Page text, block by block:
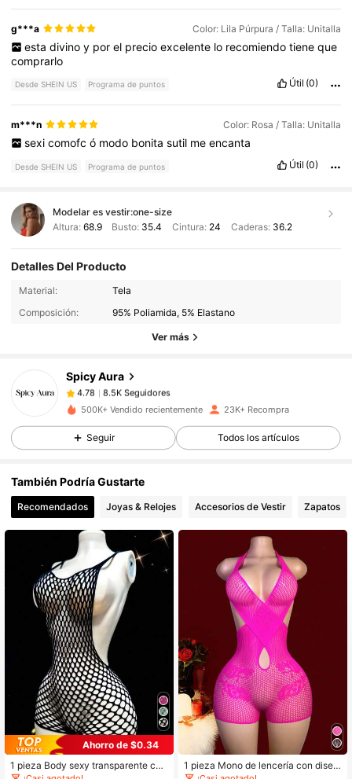
g***a Color: Lila Púrpura / Talla: Unitalla
esta divino y por el precio excelente lo recomiendo tiene que
comprarlo
Desde SHEIN US Programa de puntos Útil (0)
m***n Color: Rosa / Talla: Unitalla
sexi comofc ó modo bonita sutil me encanta
Desde SHEIN US Programa de puntos Útil (0)
Modelar es vestir:one-size
Altura: 68.9 Busto: 35.4 Cintura: 24 Caderas: 36.2
Detalles Del Producto
Material:
Tela
Composición:
95% Poliamida, 5% Elastano
Ver más
Spicy Aura
8.5K Seguidores
4.78
8.5K Seguidores
1***8pagóHace 1 día
4.78 8.5K Seguidores
8.5K Seguidores
4.78 8.5K Seguidores
4.78 8.5K Seguidores
4.78 8.5K Seguidores
4.78 8.5K Seguidores
4.78 8.5K Seguidores
500K+ Vendido recientemente 23K+ Recompra
Seguir Todos los artículos
También Podría Gustarte
Recomendados Joyas & Relojes Accesorios de Vestir Zapatos
Ahorro de $0.34
1 pieza Body sexy transparente con
diseño calado, sin necesidad de bra
1 pieza Mono de lencería con diseñ
o calado y de malla jacquard sexy